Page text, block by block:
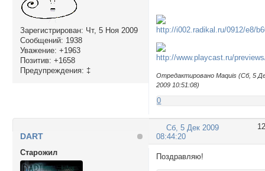
Зарегистрирован: Чт, 5 Ноя 2009
Сообщений: 1938
Уважение: +1963
Позитив: +1658
Предупреждения: ‡
Отредактировано Maquis (Сб, 5
2009 10:51:08)
0
12
Сб, 5 Дек 2009
08:44:20
DART
Cтарожил
Поздравляю!